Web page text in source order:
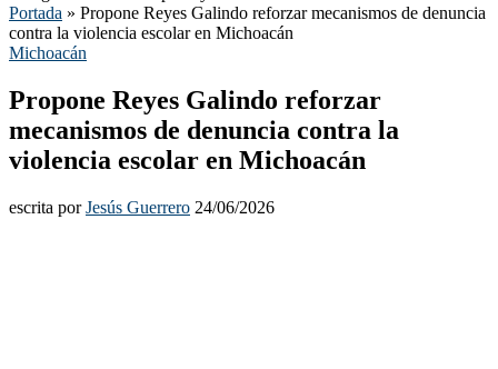
Portada » Propone Reyes Galindo reforzar mecanismos de denuncia
contra la violencia escolar en Michoacán
Michoacán
Propone Reyes Galindo reforzar
mecanismos de denuncia contra la
violencia escolar en Michoacán
escrita porJesús Guerrero 24/06/2026